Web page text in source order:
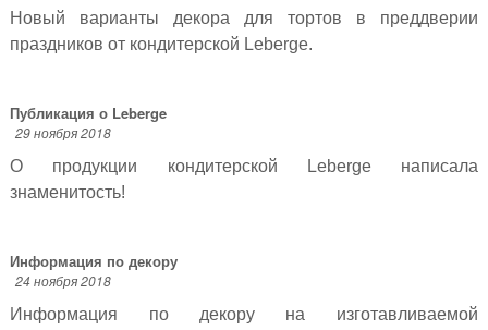
Новый варианты декора для тортов в преддверии
праздников от кондитерской Leberge.
Публикация о Leberge
29 ноября 2018
О продукции кондитерской Leberge написала
знаменитость!
Информация по декору
24 ноября 2018
Информация по декору на изготавливаемой